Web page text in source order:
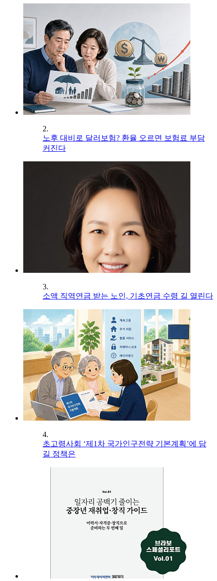
2.
노후 대비로 달러보험? 환율 오르면 보험료 부담
커진다
3.
소액 직역연금 받는 노인, 기초연금 수령 길 열린다
4.
초고령사회 ‘제1차 국가인구전략 기본계획’에 담
길 정책은